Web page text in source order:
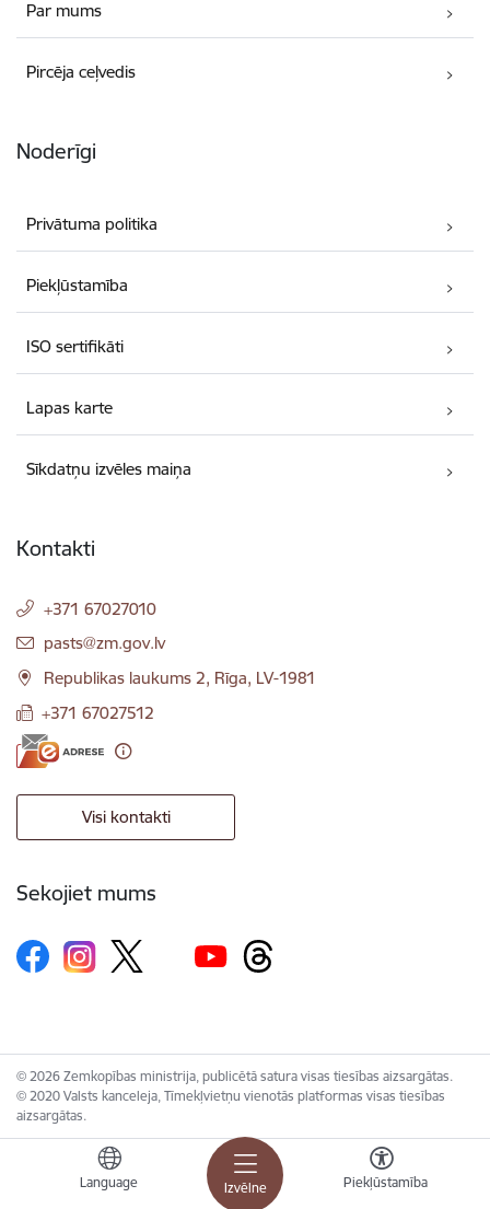
Izvēlne
Language Piekļūstamība
Par mums
Pircēja ceļvedis
Noderīgi
Privātuma politika
Piekļūstamība
ISO sertifikāti
Lapas karte
Sīkdatņu izvēles maiņa
Kontakti
+371 67027010
E-pasts:
pasts@zm.gov.lv
Republikas laukums 2, Rīga, LV-1981
+371 67027512
Visi kontakti
Sekojiet mums
© 2026 Zemkopības ministrija, publicētā satura visas tiesības aizsargātas.
© 2020 Valsts kanceleja, Tīmekļvietņu vienotās platformas visas tiesības
aizsargātas.